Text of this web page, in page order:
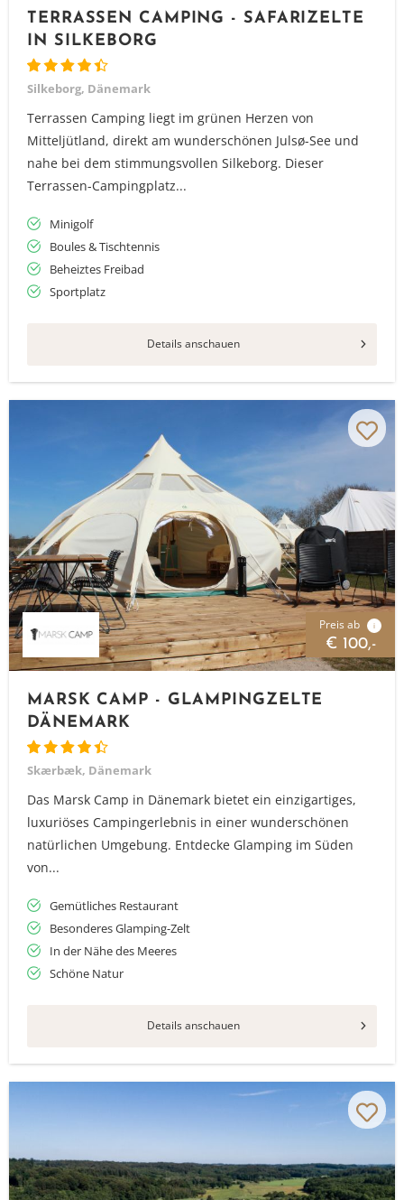
TERRASSEN CAMPING - SAFARIZELTE
IN SILKEBORG
Silkeborg, Dänemark
Terrassen Camping liegt im grünen Herzen von
Mitteljütland, direkt am wunderschönen Julsø-See und
nahe bei dem stimmungsvollen Silkeborg. Dieser
Terrassen-Campingplatz...
Minigolf
Boules & Tischtennis
Beheiztes Freibad
Sportplatz
Details anschauen
Preis ab i
€ 100,-
MARSK CAMP - GLAMPINGZELTE
DÄNEMARK
Skærbæk, Dänemark
Das Marsk Camp in Dänemark bietet ein einzigartiges,
luxuriöses Campingerlebnis in einer wunderschönen
natürlichen Umgebung. Entdecke Glamping im Süden
von...
Gemütliches Restaurant
Besonderes Glamping-Zelt
In der Nähe des Meeres
Schöne Natur
Details anschauen
Vielen Dank für das Abonnieren unseres Newsletters.